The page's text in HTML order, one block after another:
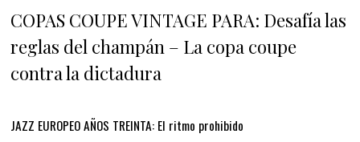
COPAS COUPE VINTAGE PARA: Desafía las
reglas del champán – La copa coupe
contra la dictadura
JAZZ EUROPEO AÑOS TREINTA: El ritmo prohibido